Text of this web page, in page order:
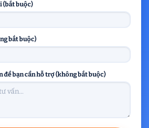
(bắt buộc)
bắt buộc)
đề bạn cần hỗ trợ (không bắt buộc)